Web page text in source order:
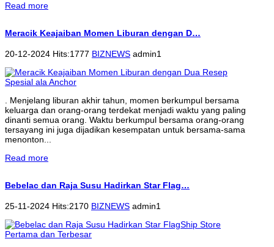
Read more
Meracik Keajaiban Momen Liburan dengan D…
20-12-2024 Hits:1777 BIZNEWS admin1
. Menjelang liburan akhir tahun, momen berkumpul bersama
keluarga dan orang-orang terdekat menjadi waktu yang paling
dinanti semua orang. Waktu berkumpul bersama orang-orang
tersayang ini juga dijadikan kesempatan untuk bersama-sama
menonton...
Read more
Bebelac dan Raja Susu Hadirkan Star Flag…
25-11-2024 Hits:2170 BIZNEWS admin1